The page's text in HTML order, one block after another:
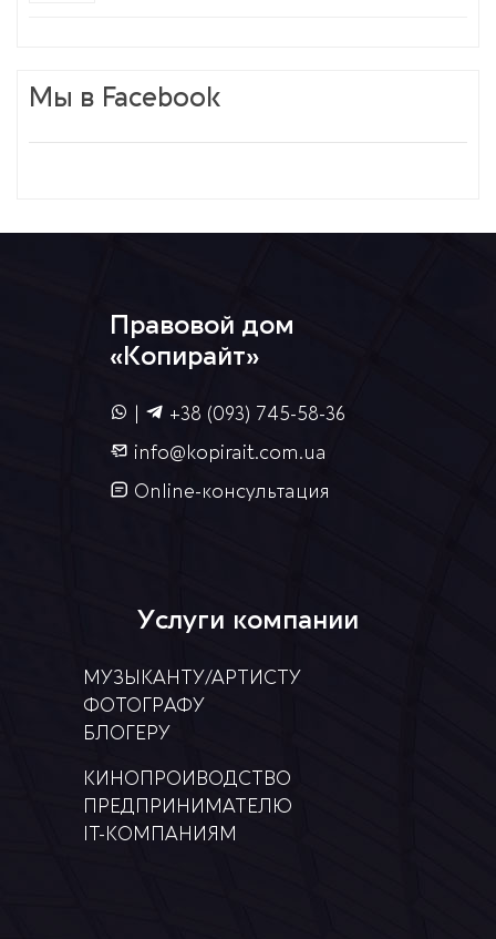
Мы в Facebook
Правовой дом
«Копирайт»
+38 (093) 745-58-36
info@kopirait.com.ua
Online-консультация
Услуги компании
МУЗЫКАНТУ/АРТИСТУ
ФОТОГРАФУ
БЛОГЕРУ
КИНОПРОИВОДСТВО
ПРЕДПРИНИМАТЕЛЮ
ІТ-КОМПАНИЯМ